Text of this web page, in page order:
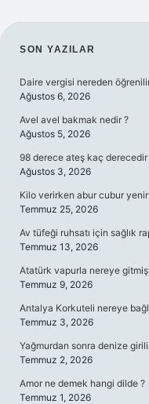
SIDEBAR
SON YAZILAR
Daire vergisi nereden
Ağustos 6, 2026
Avel avel bakmak nedir ?
Ağustos 5, 2026
98 derece ateş kaç derecedir
Ağustos 3, 2026
Kilo verirken abur cubur yenir
Temmuz 25, 2026
Av tüfeği ruhsatı için sağlık
Temmuz 13, 2026
Atatürk vapurla nereye
Temmuz 9, 2026
Antalya Korkuteli nereye
Temmuz 3, 2026
Yağmurdan sonra denize
Temmuz 2, 2026
Amor ne demek hangi dilde ?
Temmuz 1, 2026